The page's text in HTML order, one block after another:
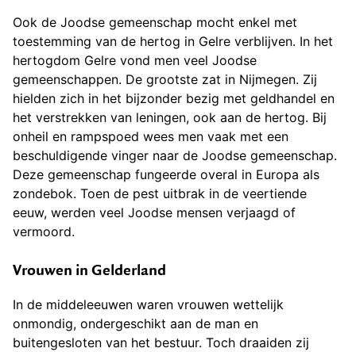
Ook de Joodse gemeenschap mocht enkel met
toestemming van de hertog in Gelre verblijven. In het
hertogdom Gelre vond men veel Joodse
gemeenschappen. De grootste zat in Nijmegen. Zij
hielden zich in het bijzonder bezig met geldhandel en
het verstrekken van leningen, ook aan de hertog. Bij
onheil en rampspoed wees men vaak met een
beschuldigende vinger naar de Joodse gemeenschap.
Deze gemeenschap fungeerde overal in Europa als
zondebok. Toen de pest uitbrak in de veertiende
eeuw, werden veel Joodse mensen verjaagd of
vermoord.
Vrouwen in Gelderland
In de middeleeuwen waren vrouwen wettelijk
onmondig, ondergeschikt aan de man en
buitengesloten van het bestuur. Toch draaiden zij